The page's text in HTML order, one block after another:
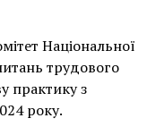
Національної
трудового
практику з
року.